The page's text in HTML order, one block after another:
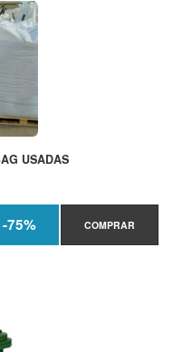
USADAS
-75% COMPRAR